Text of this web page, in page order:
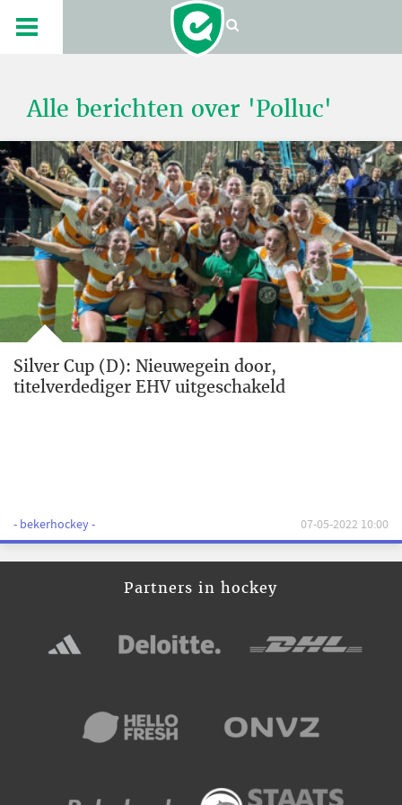
Alle berichten over 'Polluc'
Silver Cup (D): Nieuwegein door,
titelverdediger EHV uitgeschakeld
- bekerhockey - 07-05-2022 10:00
Partners in hockey